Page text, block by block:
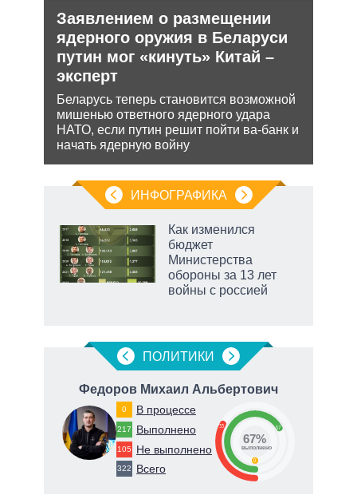
Заявлением о размещении
ядерного оружия в Беларуси
путин мог «кинуть» Китай –
эксперт
Беларусь теперь становится возможной
мишенью ответного ядерного удара
НАТО, если путин решит пойти ва-банк и
начать ядерную войну
ИНФОГРАФИКА
Как изменился
бюджет
Министерства
обороны за 13 лет
войны с россией
ПОЛИТИКИ
Федоров Михаил Альбертович
0 В процессе
217 Выполнено
105 Не выполнено
322 Всего
33 67
0
67%
выполнено